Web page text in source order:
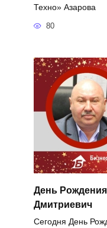
Техно» Азарова
80
День
Дмитриевич
Сегодня День